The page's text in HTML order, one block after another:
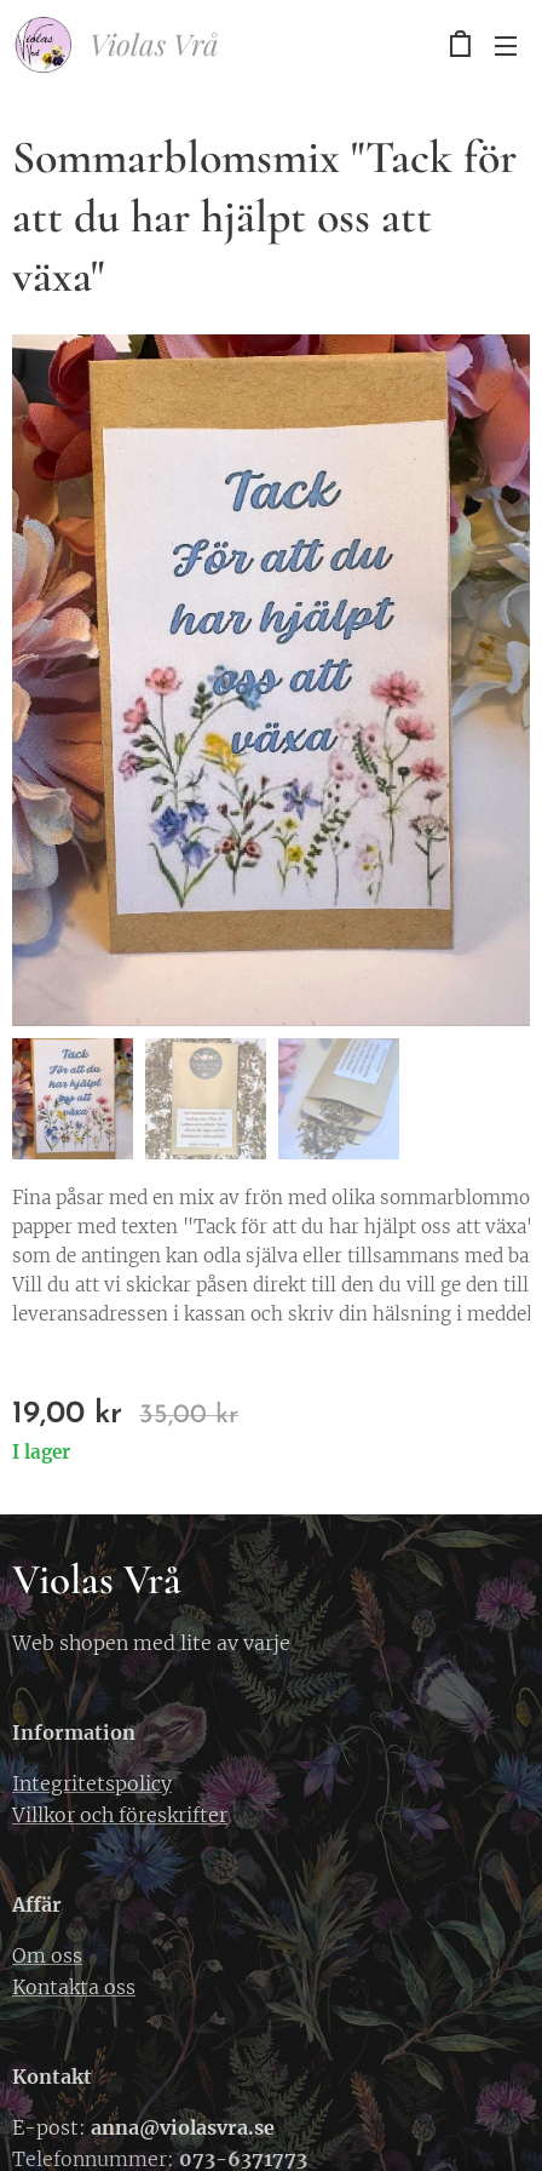
Violas Vrå
Sommarblomsmix "Tack för
att du har hjälpt oss att
växa"
Fina påsar med en mix av frön med olika
papper med texten "Tack för att du har hjälpt oss att
som de antingen kan odla själva eller tillsammans med
Vill du att vi skickar påsen direkt till den du vill ge den till
leveransadressen i kassan och skriv din hälsning i
19,00 kr 35,00kr
I lager
Violas Vrå
Web shopen med lite av varje
Information
Integritetspolicy
Villkor och föreskrifter
Affär
Om oss
Kontakta oss
Kontakt
E-post: anna@violasvra.se
Telefonnummer:073-6371773